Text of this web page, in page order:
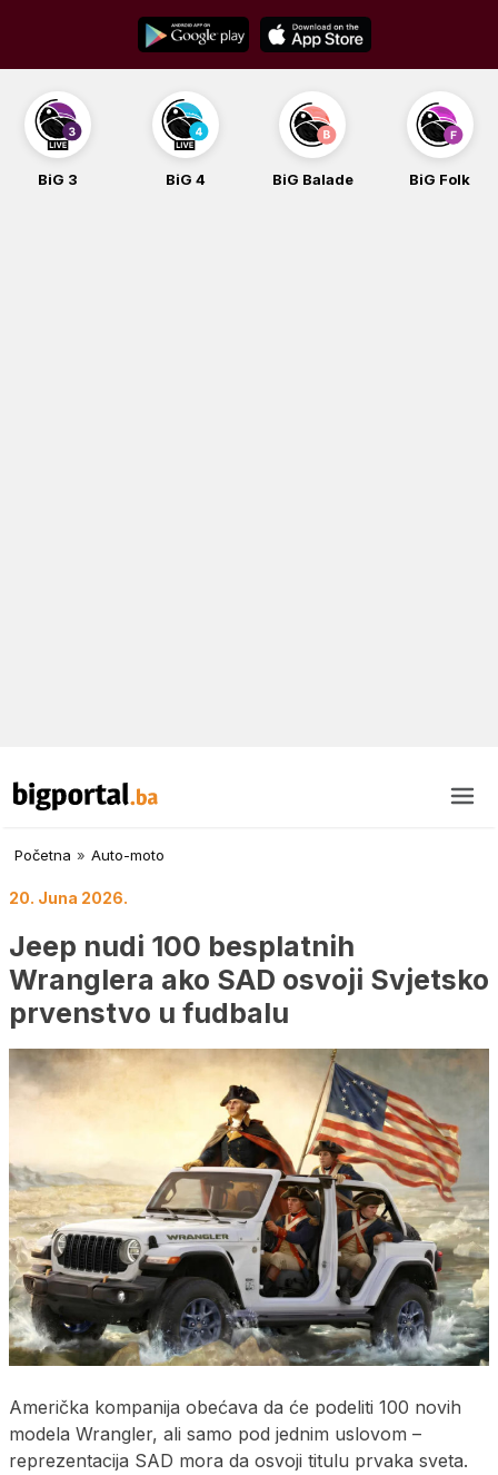
content
BiG 4 BiG Balade BiG Folk BiG iG
Početna » Auto-moto
20. Juna 2026.
Jeep nudi 100 besplatnih
Wranglera ako SAD osvoji Svjetsko
prvenstvo u fudbalu
Američka kompanija obećava da će podeliti 100 novih
modela Wrangler, ali samo pod jednim uslovom –
reprezentacija SAD mora da osvoji titulu prvaka sveta.